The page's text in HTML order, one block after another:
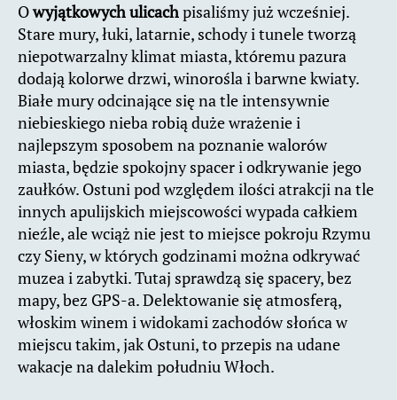
Owyjątkowych ulicachpisaliśmy już wcześniej.
Stare mury, łuki, latarnie, schody i tunele tworzą
niepotwarzalny klimat miasta, któremu pazura
dodają kolorwe drzwi, winorośla i barwne kwiaty.
Białe mury odcinające się na tle intensywnie
niebieskiego nieba robią duże wrażenie i
najlepszym sposobem na poznanie walorów
miasta, będzie spokojny spacer i odkrywanie jego
zaułków. Ostuni pod względem ilości atrakcji na tle
innych apulijskich miejscowości wypada całkiem
nieźle, ale wciąż nie jest to miejsce pokroju Rzymu
czy Sieny, w których godzinami można odkrywać
muzea i zabytki. Tutaj sprawdzą się spacery, bez
mapy, bez GPS-a. Delektowanie się atmosferą,
włoskim winem i widokami zachodów słońca w
miejscu takim, jak Ostuni, to przepis na udane
wakacje na dalekim południu Włoch.